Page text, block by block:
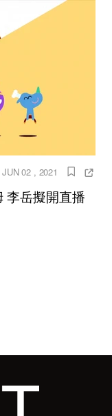
JUN 02 , 2021
李岳擬開直播